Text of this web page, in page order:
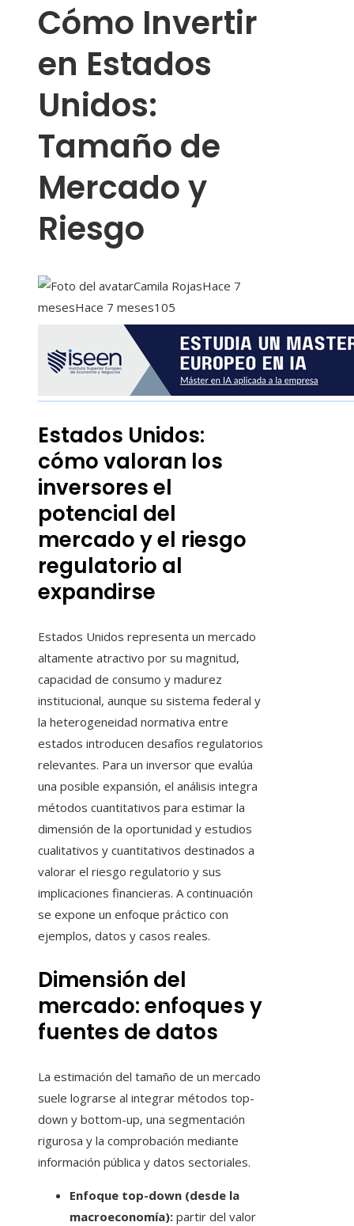
Cómo Invertir
en Estados
Unidos:
Tamaño de
Mercado y
Riesgo
Camila RojasHace 7
mesesHace 7 meses105
Estados Unidos:
cómo valoran los
inversores el
potencial del
mercado y el riesgo
regulatorio al
expandirse
Estados Unidos representa un mercado
altamente atractivo por su magnitud,
capacidad de consumo y madurez
institucional, aunque su sistema federal y
la heterogeneidad normativa entre
estados introducen desafíos regulatorios
relevantes. Para un inversor que evalúa
una posible expansión, el análisis integra
métodos cuantitativos para estimar la
dimensión de la oportunidad y estudios
cualitativos y cuantitativos destinados a
valorar el riesgo regulatorio y sus
implicaciones financieras. A continuación
se expone un enfoque práctico con
ejemplos, datos y casos reales.
Dimensión del
mercado: enfoques y
fuentes de datos
La estimación del tamaño de un mercado
suele lograrse al integrar métodos top-
down y bottom-up, una segmentación
rigurosa y la comprobación mediante
información pública y datos sectoriales.
Enfoque top-down (desde la
macroeconomía): partir del valor